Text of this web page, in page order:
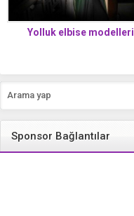
Yolluk elbise modelleri
Sponsor Bağlantılar